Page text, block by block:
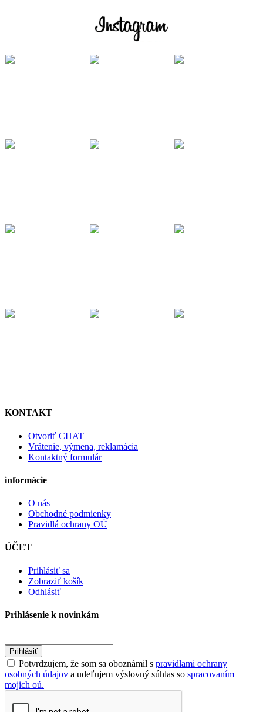
KONTAKT
Otvoriť CHAT
Vrátenie, výmena, reklamácia
Kontaktný formulár
informácie
O nás
Obchodné podmienky
Pravidlá ochrany OÚ
ÚČET
Prihlásiť sa
Zobraziť košík
Odhlásiť
Prihlásenie k novinkám
Prihlásiť
Potvrdzujem, že som sa oboznámil s pravidlami ochrany
osobných údajov a udeľujem výslovný súhlas so spracovaním
mojich oú.